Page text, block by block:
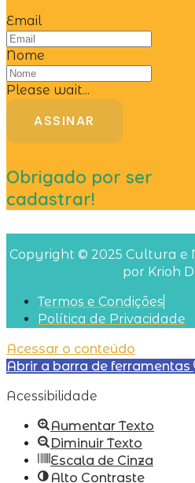
Email
Nome
Please wait...
ASSINAR
Obrigado por ser
cadastrar!
Copyright © 2025 Cultura e
por Krioh
Termos e Condições
Política de Privacidade
Acessar o conteúdo
Abrir a barra de ferramentas
Acessibilidade
Aumentar Texto
Diminuir Texto
Escala de Cinza
Alto Contraste